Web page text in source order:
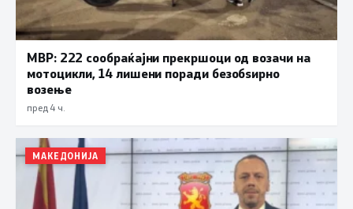
МВР: 222 сообраќајни прекршоци од возачи на
мотоцикли, 14 лишени поради безобѕирно
возење
пред 4 ч.
МАКЕДОНИЈА